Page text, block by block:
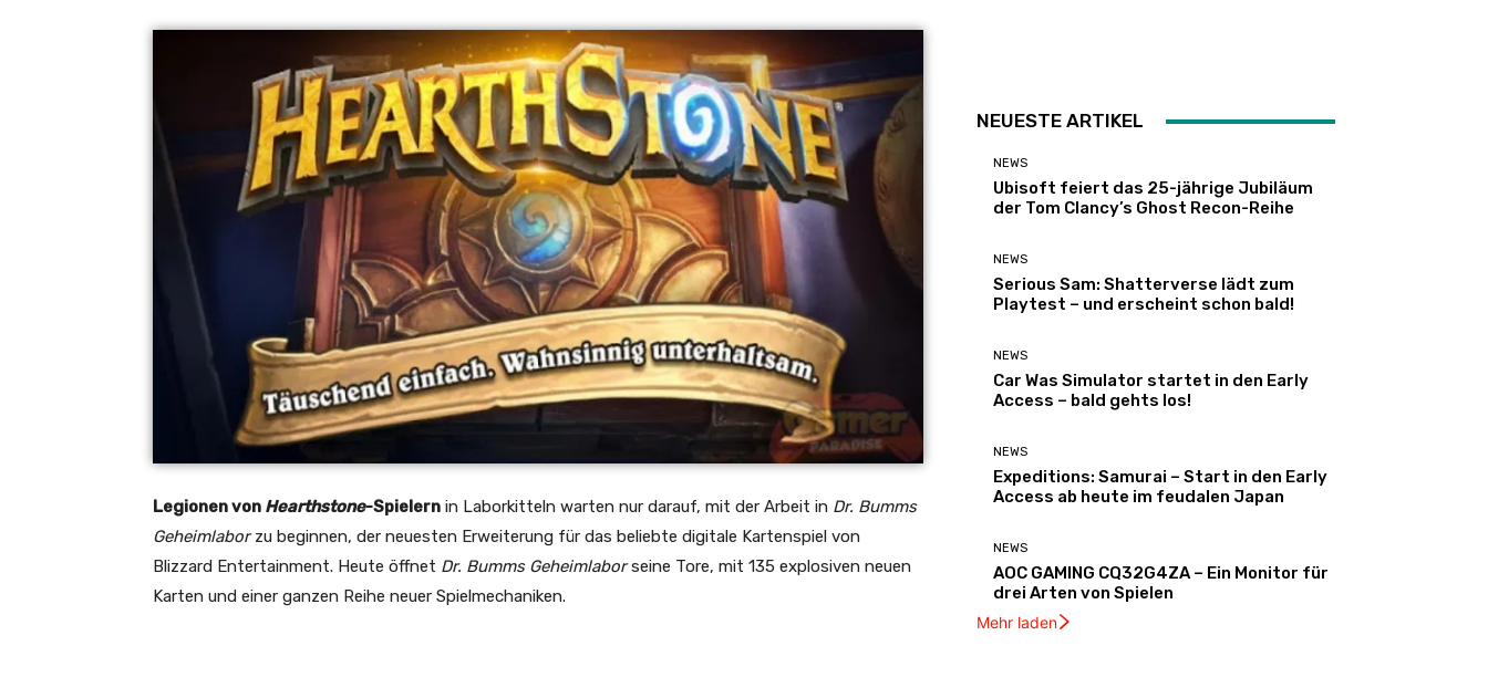
Legionen von Hearthstone-Spielern in Laborkitteln warten nur darauf, mit der Arbeit in Dr. Bumms
Geheimlaborzu beginnen, der neuesten Erweiterung für das beliebte digitale Kartenspiel von
Blizzard Entertainment. Heute öffnet Dr. Bumms Geheimlaborseine Tore, mit 135 explosiven neuen
Karten und einer ganzen Reihe neuer Spielmechaniken.
NEUESTE ARTIKEL
NEWS
Ubisoft feiert das 25-jährige Jubiläum
der Tom Clancy’s Ghost Recon-Reihe
NEWS
Serious Sam: Shatterverse lädt zum
Playtest – und erscheint schon bald!
NEWS
Car Was Simulator startet in den Early
Access – bald gehts los!
NEWS
Expeditions: Samurai – Start in den Early
Access ab heute im feudalen Japan
NEWS
AOC GAMING CQ32G4ZA – Ein Monitor für
drei Arten von Spielen
Mehr laden